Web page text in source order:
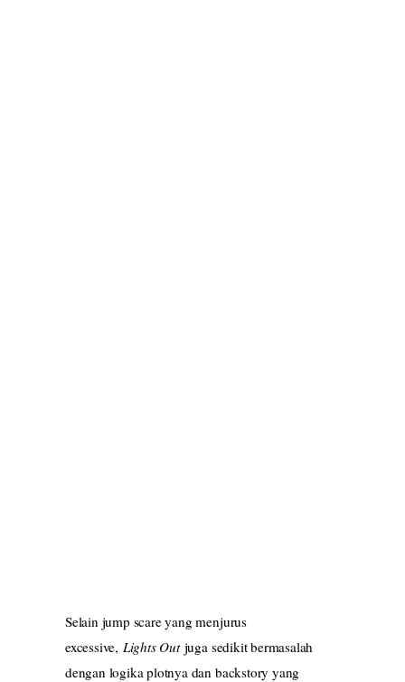
Selain jump scare yang menjurus
excessive, Lights Out juga sedikit bermasalah
dengan logika plotnya dan backstory yang